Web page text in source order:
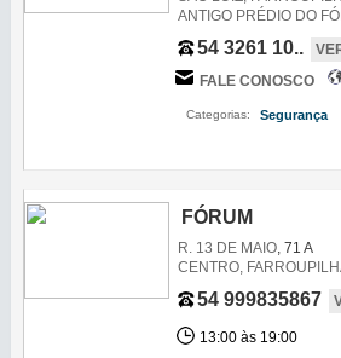
ANTIGO PRÉDIO DO
54 3261 10..
FALE CONOSCO
Categorias: Segurança
FÓRUM
R. 13 DE MAIO, 71 A
CENTRO,
54 999835867
13:00 às 19:00